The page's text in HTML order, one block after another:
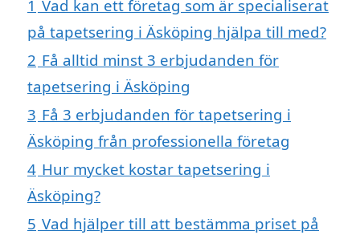
1 Vad kan ett företag som är specialiserat
på tapetsering i Äsköping hjälpa till med?
2 Få alltid minst 3 erbjudanden för
tapetsering i Äsköping
3 Få 3 erbjudanden för tapetsering i
Äsköping från professionella företag
4 Hur mycket kostar tapetsering i
Äsköping?
5 Vad hjälper till att bestämma priset på